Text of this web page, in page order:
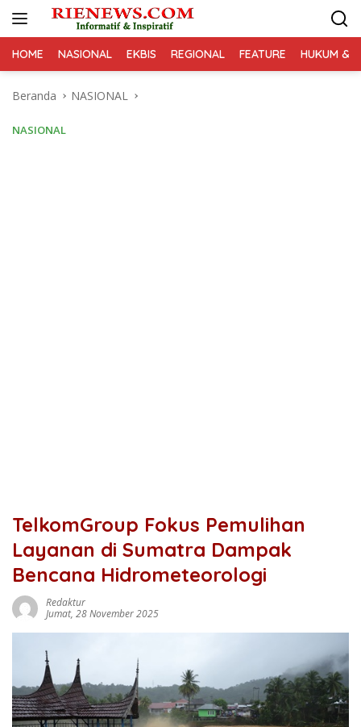
HOME NASIONAL EKBIS REGIONAL FEATURE HUKUM &
Beranda NASIONAL
NASIONAL
TelkomGroup Fokus Pemulihan
Layanan di Sumatra Dampak
Bencana Hidrometeorologi
Redaktur
Jumat, 28 November 2025